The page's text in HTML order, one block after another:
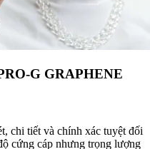
G GRAPHENE
chi tiết và chính xác tuyệt đối
cứng cáp nhưng trọng lượng